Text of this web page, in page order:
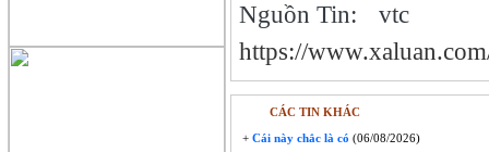
Nguồn Tin:
vtc
https://
CÁC TIN KHÁC
+ Cái này chắc là có (06/08/2026)